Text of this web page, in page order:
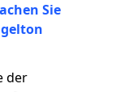
Sie
der